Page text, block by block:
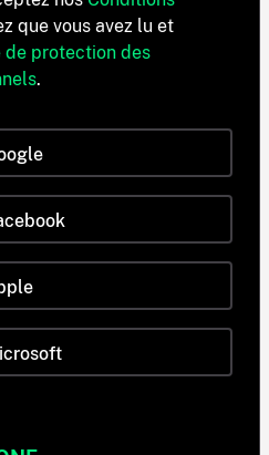
que vous avez lu et
de protection des
.